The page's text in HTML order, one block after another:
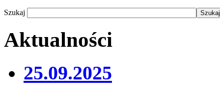
Szukaj
Aktualności
25.09.2025